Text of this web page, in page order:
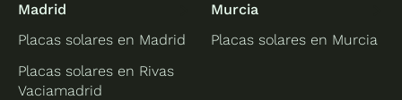
Madrid
Placas solares en Madrid
Placas solares en Rivas
Vaciamadrid
Murcia
Placas solares en Murcia